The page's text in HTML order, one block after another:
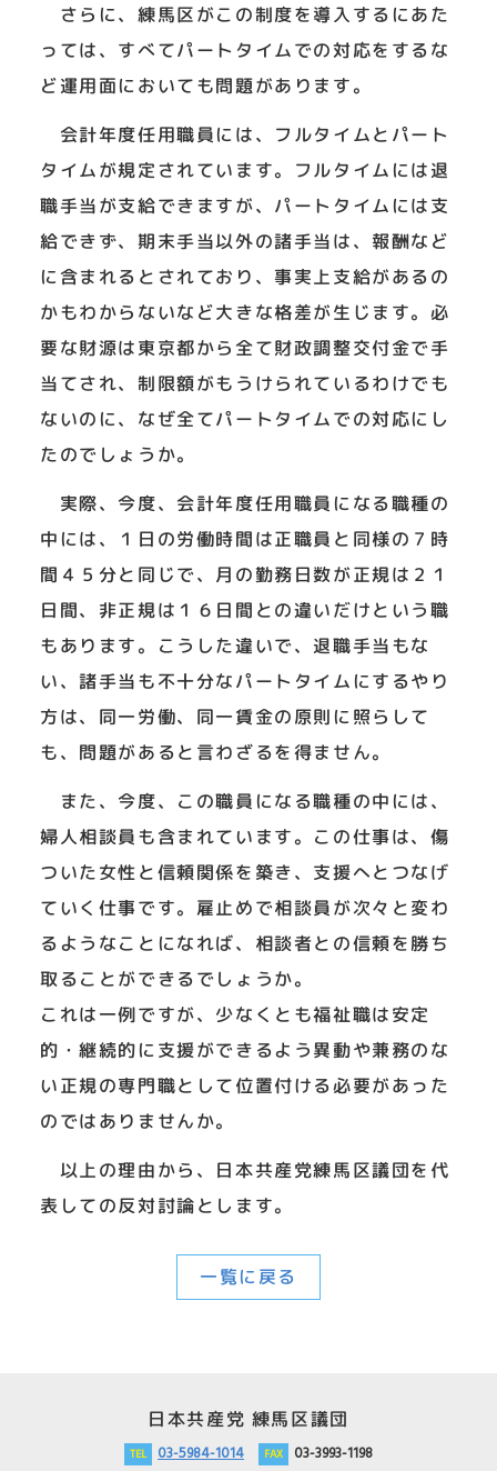
さらに、練馬区がこの制度を導入するにあた
っては、すべてパートタイムでの対応をするな
ど運用面においても問題があります。
会計年度任用職員には、フルタイムとパート
タイムが規定されています。フルタイムには退
職手当が支給できますが、パートタイムには支
給できず、期末手当以外の諸手当は、報酬など
に含まれるとされており、事実上支給があるの
かもわからないなど大きな格差が生じます。必
要な財源は東京都から全て財政調整交付金で手
当てされ、制限額がもうけられているわけでも
ないのに、なぜ全てパートタイムでの対応にし
たのでしょうか。
実際、今度、会計年度任用職員になる職種の
中には、１日の労働時間は正職員と同様の７時
間４５分と同じで、月の勤務日数が正規は２１
日間、非正規は１６日間との違いだけという職
もあります。こうした違いで、退職手当もな
い、諸手当も不十分なパートタイムにするやり
方は、同一労働、同一賃金の原則に照らして
も、問題があると言わざるを得ません。
また、今度、この職員になる職種の中には、
婦人相談員も含まれています。この仕事は、傷
ついた女性と信頼関係を築き、支援へとつなげ
ていく仕事です。雇止めで相談員が次々と変わ
るようなことになれば、相談者との信頼を勝ち
取ることができるでしょうか。
これは一例ですが、少なくとも福祉職は安定
的・継続的に支援ができるよう異動や兼務のな
い正規の専門職として位置付ける必要があった
のではありませんか。
以上の理由から、日本共産党練馬区議団を代
表しての反対討論とします。
一覧に戻る
日本共産党 練馬区議団
03-5984-1014 03-3993-1198